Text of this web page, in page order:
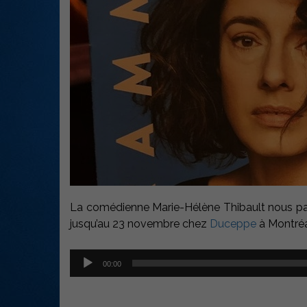
La comédienne Marie-Hélène Thibault nous
jusqu’au 23 novembre chez Duceppe à
Lecteur
audio
00:00